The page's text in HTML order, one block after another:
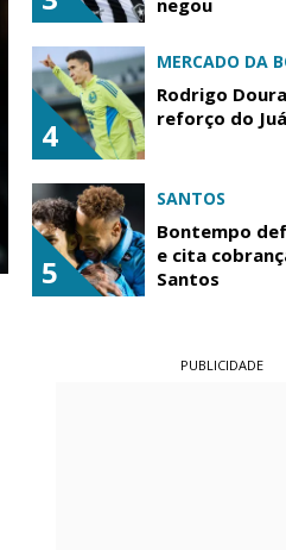
negou
4
MERCADO DA
Rodrigo
reforço do
5
SANTOS
Bontempo
e cita
Santos
PUBLICIDADE